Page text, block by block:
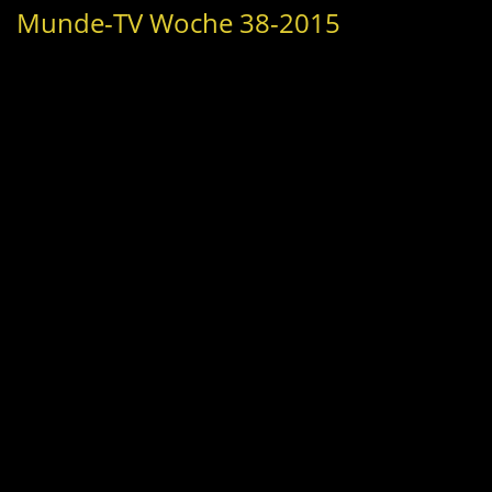
Munde-TV Woche 38-2015